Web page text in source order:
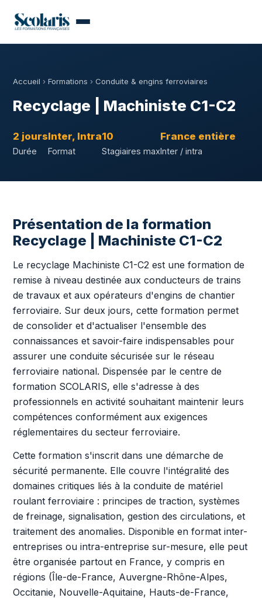
Accueil › Formations › Conduite & engins ferroviaires
Recyclage | Machiniste C1-C2
2 jours
Durée
Inter, Intra
Format
10
Stagiaires max
France entière
Inter / intra
Présentation de la formation
Recyclage | Machiniste C1-C2
Le recyclage Machiniste C1-C2 est une formation de
remise à niveau destinée aux conducteurs de trains
de travaux et aux opérateurs d'engins de chantier
ferroviaire. Sur deux jours, cette formation permet
de consolider et d'actualiser l'ensemble des
connaissances et savoir-faire indispensables pour
assurer une conduite sécurisée sur le réseau
ferroviaire national. Dispensée par le centre de
formation SCOLARIS, elle s'adresse à des
professionnels en activité souhaitant maintenir leurs
compétences conformément aux exigences
réglementaires du secteur ferroviaire.
Cette formation s'inscrit dans une démarche de
sécurité permanente. Elle couvre l'intégralité des
domaines critiques liés à la conduite de matériel
roulant ferroviaire : principes de traction, systèmes
de freinage, signalisation, gestion des circulations, et
traitement des anomalies. Disponible en format inter-
entreprises ou intra-entreprise sur-mesure, elle peut
être organisée partout en France, y compris en
régions (Île-de-France, Auvergne-Rhône-Alpes,
Occitanie, Nouvelle-Aquitaine, Hauts-de-France,